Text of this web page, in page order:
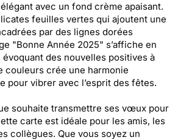
avec un fond crème apaisant.
feuilles vertes qui ajoutent une
par des lignes dorées
"Bonne Année 2025" s’affiche en
des nouvelles positives à
couleurs crée une harmonie
pour vibrer avec l’esprit des fêtes.
souhaite transmettre ses vœux pour
carte est idéale pour les amis, les
collègues. Que vous soyez un